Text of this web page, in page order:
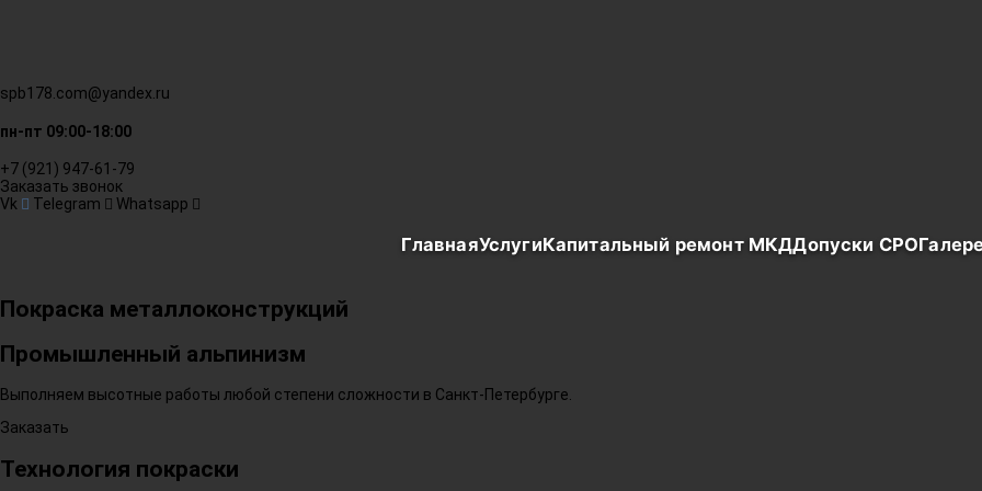
spb178.com@yandex.ru
пн-пт 09:00-18:00
+7 (921) 947-61-79
Заказать звонок
Vk
Telegram Whatsapp
ГлавнаяУслугиКапитальный ремонт МКДДопуски СРО
Покраска металлоконструкций
Промышленный альпинизм
Выполняем высотные работы любой степени сложности в Санкт-Петербурге.
Заказать
Технология покраски